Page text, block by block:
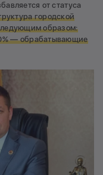
от статуса
городской
образом:
— обрабатывающие